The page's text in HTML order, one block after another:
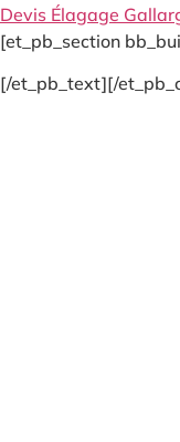
Devis Élagage
[et_pb_section
[/et_pb_text][/